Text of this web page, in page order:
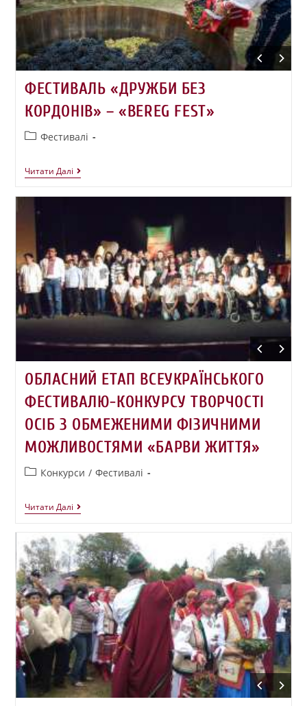
ФЕСТИВАЛЬ «ДРУЖБИ БЕЗ
КОРДОНІВ» – «BEREG FEST»
Фестивалі
Читати Далі
ОБЛАСНИЙ ЕТАП ВСЕУКРАЇНСЬКОГО
ФЕСТИВАЛЮ-КОНКУРСУ ТВОРЧОСТІ
ОСІБ З ОБМЕЖЕНИМИ ФІЗИЧНИМИ
МОЖЛИВОСТЯМИ «БАРВИ ЖИТТЯ»
Конкурси / Фестивалі
Читати Далі